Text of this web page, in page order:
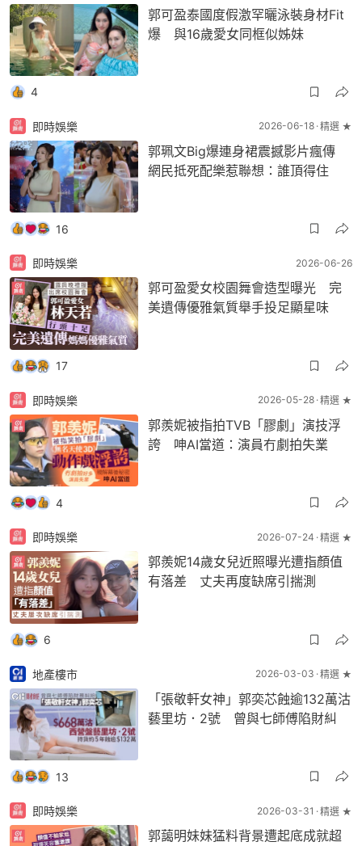
郭可盈泰國度假激罕曬泳裝身材Fit
爆 與16歲愛女同框似姊妹
4
即時娛樂 2026-06-18 精選 ★
郭珮文Big爆連身裙震撼影片瘋傳
網民抵死配樂惹聯想：誰頂得住
16
即時娛樂 2026-06-26
郭可盈愛女校園舞會造型曝光 完
美遺傳優雅氣質舉手投足顯星味
17
即時娛樂 2026-05-28 精選 ★
郭羨妮被指拍TVB「膠劇」演技浮
誇 呻AI當道：演員冇劇拍失業
4
即時娛樂 2026-07-24 精選 ★
郭羨妮14歲女兒近照曝光遭指顏值
有落差 丈夫再度缺席引揣測
6
地產樓市 2026-03-03 精選 ★
「張敬軒女神」郭奕芯蝕逾132萬沽
藝里坊．2號 曾與七師傅陷財糾
13
即時娛樂 2026-03-31 精選 ★
郭藹明妹妹猛料背景遭起底成就超